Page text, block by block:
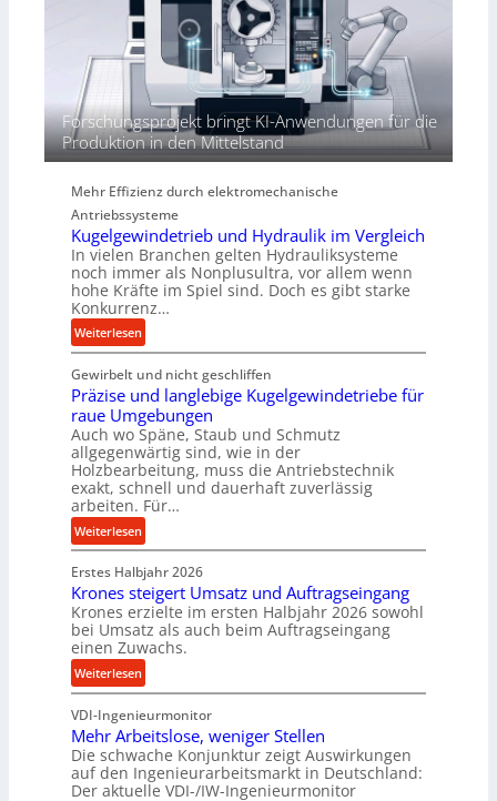
i
e
P
r
f
o
r
m
a
n
c
b
e
i
m
D
r
ü
c
k
p
r
o
z
e
s
Forschungsprojekt bringt KI-Anwendungen für die
Produktion in den Mittelstand
Mehr Effizienz durch elektromechanische
Antriebssysteme
Kugelgewindetrieb und Hydraulik im Vergleich
In vielen Branchen gelten Hydrauliksysteme
noch immer als Nonplusultra, vor allem wenn
hohe Kräfte im Spiel sind. Doch es gibt starke
Konkurrenz…
Weiterlesen:
K
u
g
e
l
g
e
w
i
n
d
e
t
r
i
b
u
n
d
H
y
Gewirbelt und nicht geschliffen
Präzise und langlebige Kugelgewindetriebe für
raue Umgebungen
Auch wo Späne, Staub und Schmutz
allgegenwärtig sind, wie in der
Holzbearbeitung, muss die Antriebstechnik
exakt, schnell und dauerhaft zuverlässig
arbeiten. Für…
Weiterlesen:
P
r
ä
z
i
s
e
u
n
d
l
a
Erstes Halbjahr 2026
Krones steigert Umsatz und Auftragseingang
Krones erzielte im ersten Halbjahr 2026 sowohl
bei Umsatz als auch beim Auftragseingang
einen Zuwachs.
Weiterlesen:
K
r
o
n
e
VDI-Ingenieurmonitor
Mehr Arbeitslose, weniger Stellen
Die schwache Konjunktur zeigt Auswirkungen
auf den Ingenieurarbeitsmarkt in Deutschland:
Der aktuelle VDI-/IW-Ingenieurmonitor